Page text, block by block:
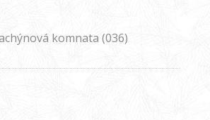
komnata (036)